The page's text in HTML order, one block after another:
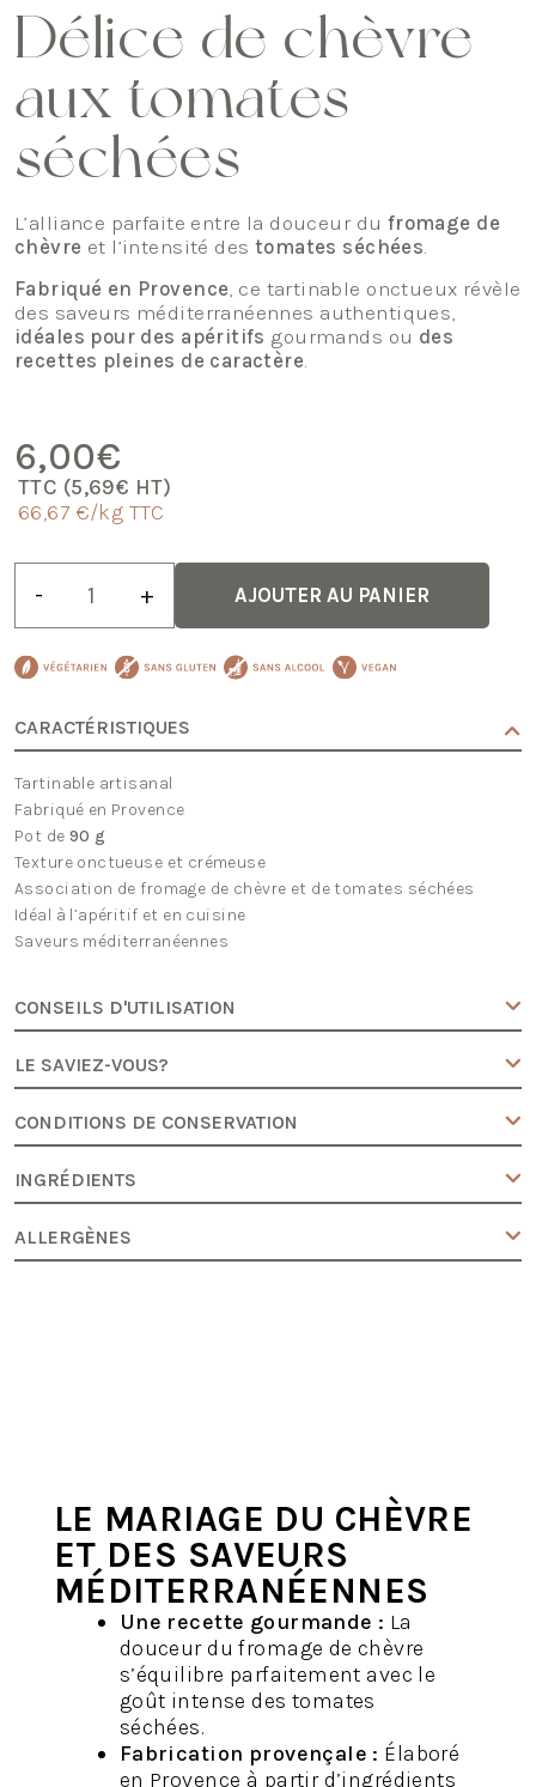
Délice de chèvre
aux tomates
séchées
L’alliance parfaite entre la douceur du fromage de
chèvre et l’intensité des tomates séchées.
Fabriqué en Provence, ce tartinable onctueux révèle
des saveurs méditerranéennes authentiques,
idéales pour des apéritifs gourmands ou des
recettes pleines de caractère.
6,00€
TTC (5,69€ HT)
66,67 €/kg TTC
-
quantité
Délice
de
chèvre
tomates
séchées
+ AJOUTER AU PANIER
CARACTÉRISTIQUES
Tartinable artisanal
Fabriqué en Provence
Pot de 90 g
Texture onctueuse et crémeuse
Association de fromage de chèvre et de tomates séchées
Idéal à l’apéritif et en cuisine
Saveurs méditerranéennes
CONSEILS D'UTILISATION
LE SAVIEZ-VOUS?
CONDITIONS DE CONSERVATION
INGRÉDIENTS
ALLERGÈNES
LE MARIAGE DU CHÈVRE
ET DES SAVEURS
MÉDITERRANÉENNES
Une recette gourmande : La
douceur du fromage de chèvre
s’équilibre parfaitement avec le
goût intense des tomates
séchées.
Fabrication provençale : Élaboré
en Provence à partir d’ingrédients